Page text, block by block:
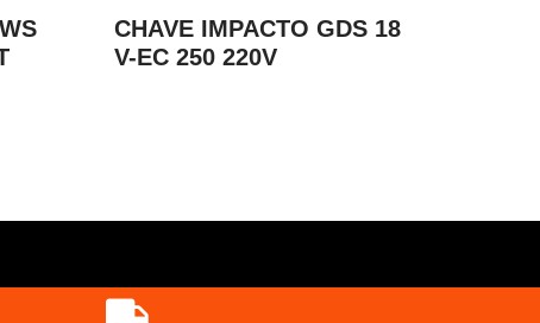
CHAVE IMPACTO GDS 18
V-EC 250 220V